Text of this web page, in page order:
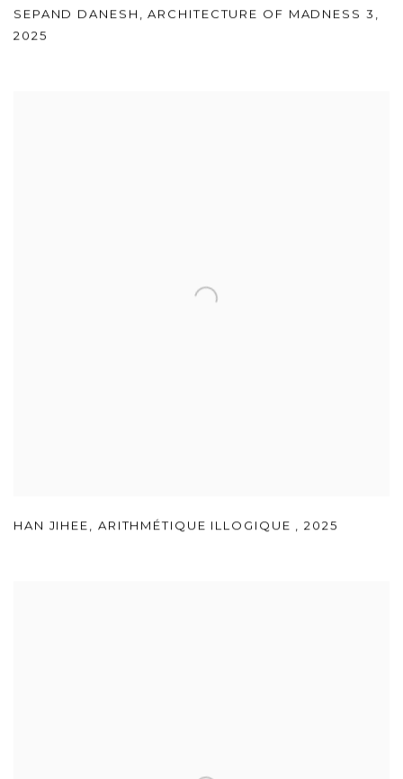
SEPAND DANESH ,ARCHITECTURE OF MADNESS 3 ,
2025
HAN JIHEE, ARITHMÉTIQUE ILLOGIQUE ,2025